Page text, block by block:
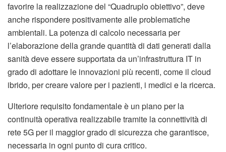
favorire la realizzazione del “Quadruplo obiettivo”, deve
anche rispondere positivamente alle problematiche
ambientali. La potenza di calcolo necessaria per
l’elaborazione della grande quantità di dati generati dalla
sanità deve essere supportata da un’infrastruttura IT in
grado di adottare le innovazioni più recenti, come il cloud
ibrido, per creare valore per i pazienti, i medici e la ricerca.
Ulteriore requisito fondamentale è un piano per la
continuità operativa realizzabile tramite la connettività di
rete 5G per il maggior grado di sicurezza che garantisce,
necessaria in ogni punto di cura critico.